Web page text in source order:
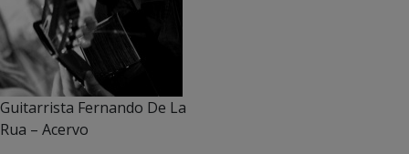
Guitarrista Fernando De La
Rua – Acervo